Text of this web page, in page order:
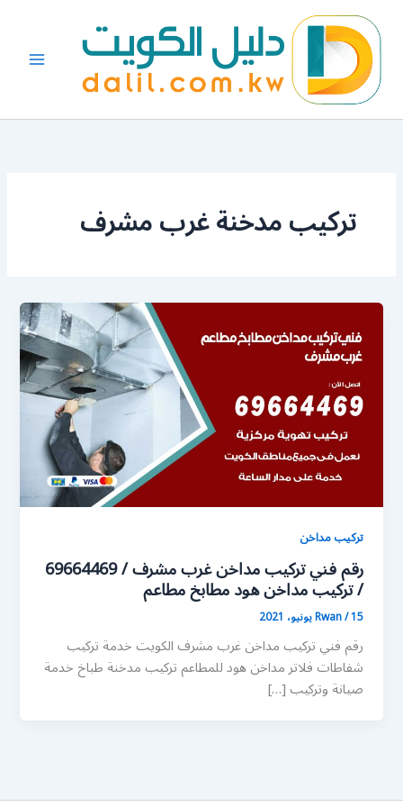
المحتوى
تركيب مدخنة غرب مشرف
تركيب مداخن
رقم فني تركيب مداخن غرب مشرف / 69664469
/ تركيب مداخن هود مطابخ مطاعم
Rwan/15 يونيو، 2021
رقم فني تركيب مداخن غرب مشرف الكويت خدمة تركيب
شفاطات فلاتر مداخن هود للمطاعم تركيب مدخنة طباخ خدمة
صيانة وتركيب […]